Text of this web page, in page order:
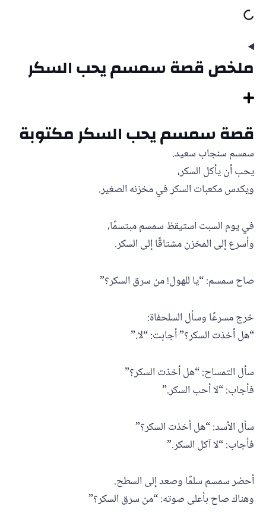
ملخص قصة سمسم يحب السكر
قصة سمسم يحب السكر مكتوبة
سمسم سنجاب سعيد.
يحب أن يأكل السكر،
ويكدس مكعبات السكر في مخزنه الصغير.
في يوم السبت استيقظ سمسم مبتسمًا،
وأسرع إلى المخزن مشتاقًا إلى السكر.
صاح سمسم: “يا للهول! من سرق السكر؟”
خرج مسرعًا وسأل السلحفاة:
“هل أخذت السكر؟” أجابت: “لا.”
سأل التمساح: “هل أخذت السكر؟”
فأجاب: “لا أحب السكر.”
سأل الأسد: “هل أخذت السكر؟”
فأجاب: “لا آكل السكر.”
أحضر سمسم سلمًا وصعد إلى السطح.
وهناك صاح بأعلى صوته: “من سرق السكر؟”